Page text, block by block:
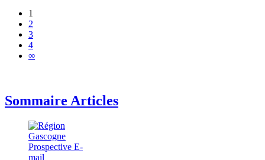
1
2
3
4
∞
Sommaire Articles